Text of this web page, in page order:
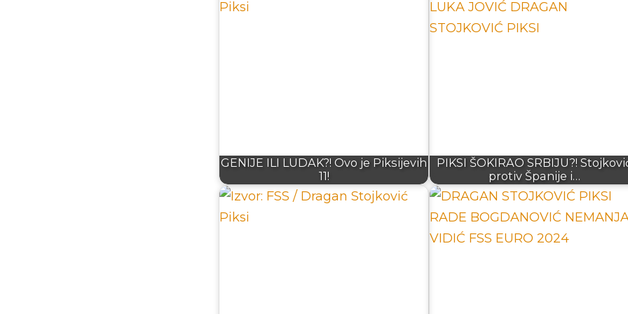
GENIJE ILI LUDAK?! Ovo je Piksijevih
11!
PIKSI ŠOKIRAO SRBIJU?!
protiv Španije i…